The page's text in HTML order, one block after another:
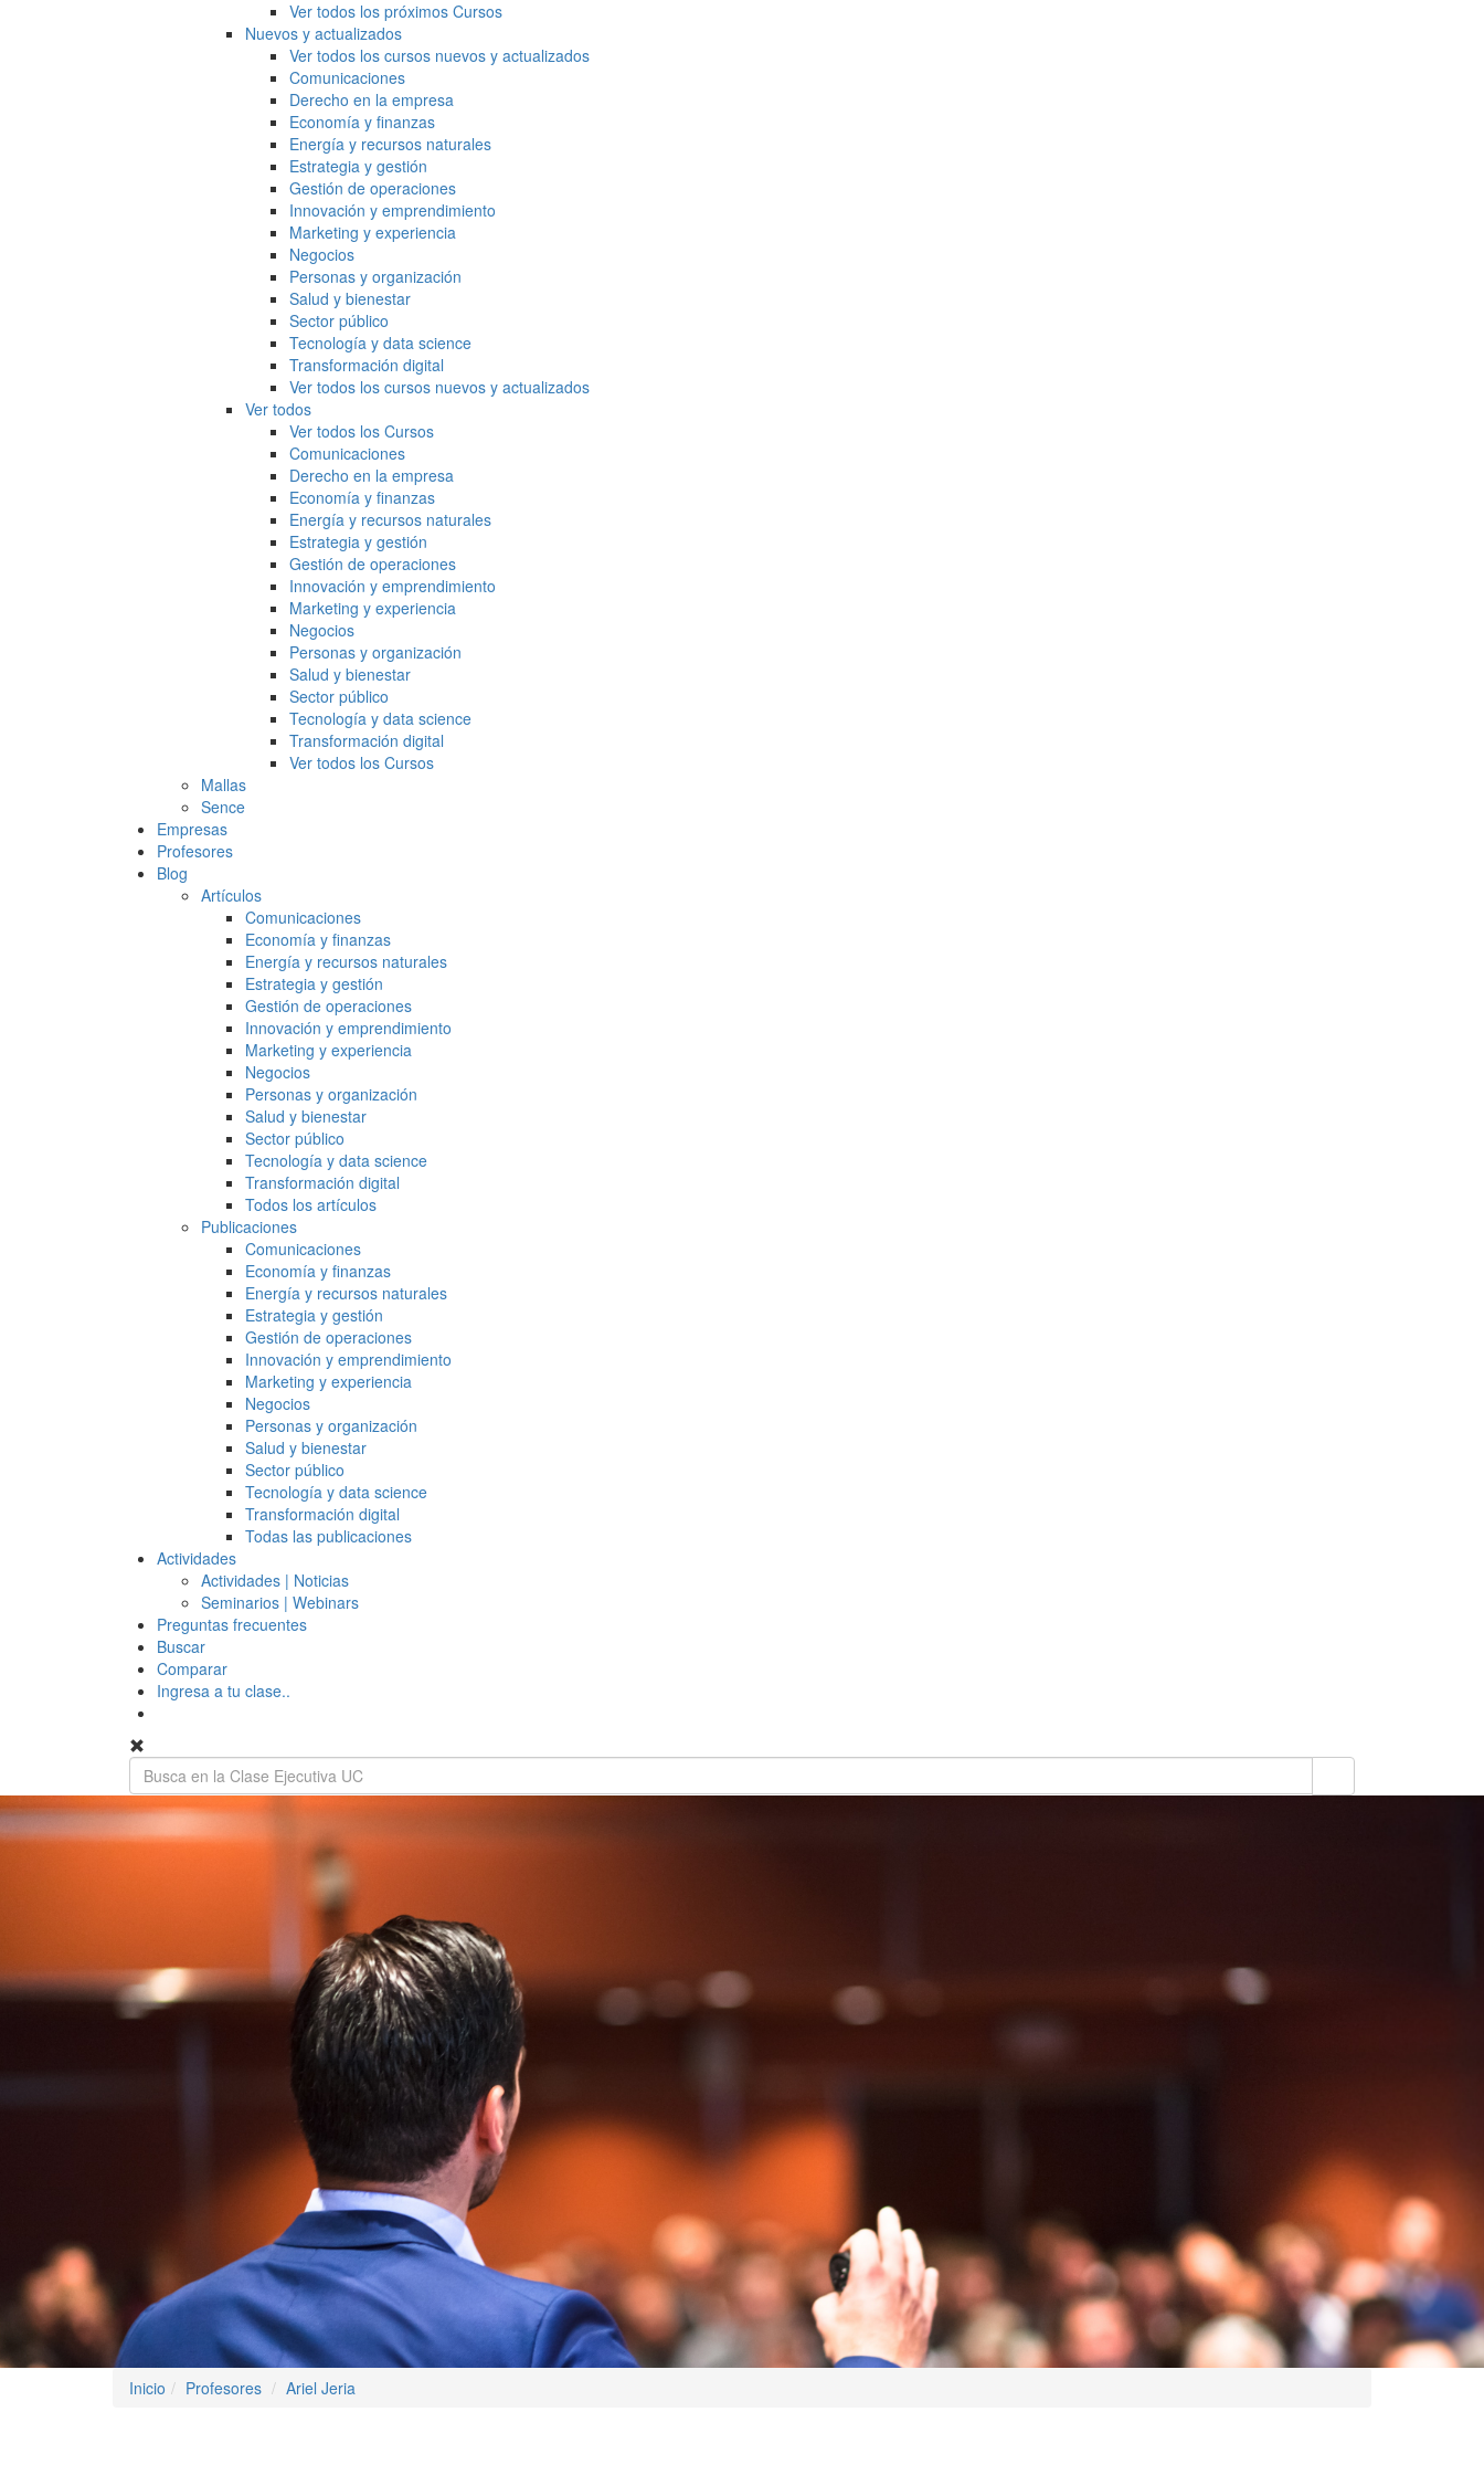
Ver todos los próximos Cursos
Nuevos y actualizados
Ver todos los cursos nuevos y actualizados
Comunicaciones
Derecho en la empresa
Economía y finanzas
Energía y recursos naturales
Estrategia y gestión
Gestión de operaciones
Innovación y emprendimiento
Marketing y experiencia
Negocios
Personas y organización
Salud y bienestar
Sector público
Tecnología y data science
Transformación digital
Ver todos los cursos nuevos y actualizados
Ver todos
Ver todos los Cursos
Comunicaciones
Derecho en la empresa
Economía y finanzas
Energía y recursos naturales
Estrategia y gestión
Gestión de operaciones
Innovación y emprendimiento
Marketing y experiencia
Negocios
Personas y organización
Salud y bienestar
Sector público
Tecnología y data science
Transformación digital
Ver todos los Cursos
Mallas
Sence
Empresas
Profesores
Blog
Artículos
Comunicaciones
Economía y finanzas
Energía y recursos naturales
Estrategia y gestión
Gestión de operaciones
Innovación y emprendimiento
Marketing y experiencia
Negocios
Personas y organización
Salud y bienestar
Sector público
Tecnología y data science
Transformación digital
Todos los artículos
Publicaciones
Comunicaciones
Economía y finanzas
Energía y recursos naturales
Estrategia y gestión
Gestión de operaciones
Innovación y emprendimiento
Marketing y experiencia
Negocios
Personas y organización
Salud y bienestar
Sector público
Tecnología y data science
Transformación digital
Todas las publicaciones
Actividades
Actividades | Noticias
Seminarios | Webinars
Preguntas frecuentes
Buscar
Comparar
Ingresa a tu clase..
Inicio Profesores Ariel Jeria